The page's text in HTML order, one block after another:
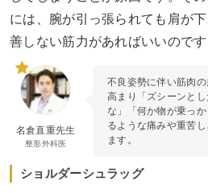
には、腕が引っ張られても肩が下
善しない筋力があればいいのです
名倉直重先生
整形外科医
不良姿勢に伴い筋肉
高まり「ズシーンと
な」「何か物が乗っ
るような痛みや重苦
ます。
ショルダーシュラッグ